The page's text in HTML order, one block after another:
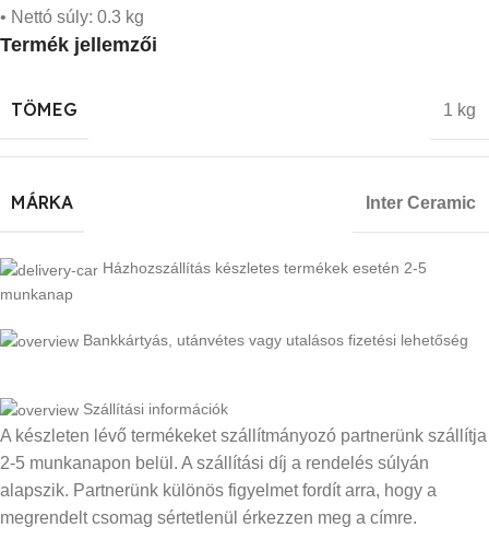
• Nettó súly: 0.3 kg
Termék jellemzői
TÖMEG 1 kg
MÁRKA Inter Ceramic
Házhozszállítás készletes termékek esetén 2-5
munkanap
Bankkártyás, utánvétes vagy utalásos fizetési lehetőség
Szállítási információk
A készleten lévő termékeket szállítmányozó partnerünk szállítja
2-5 munkanapon belül. A szállítási díj a rendelés súlyán
alapszik. Partnerünk különös figyelmet fordít arra, hogy a
megrendelt csomag sértetlenül érkezzen meg a címre.